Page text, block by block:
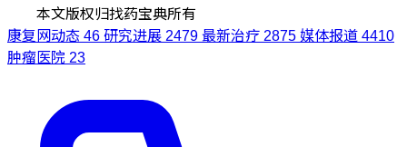
本文版权归找药宝典所有
康复网动态46研究进展2479最新治疗2875媒体报道4410
肿瘤医院23